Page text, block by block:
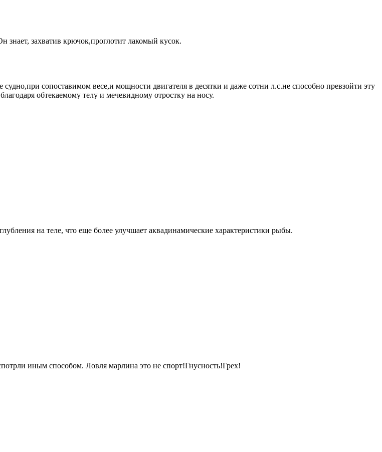
захватив крючок,проглотит лакомый кусок.
сопоставимом весе,и мощности двигателя в десятки и даже сотни л.с.не способно превзойти эту
обтекаемому телу и мечевидному отростку на носу.
на теле, что еще более улучшает аквадинамические характеристики рыбы.
иным способом. Ловля марлина это не спорт!Гнусность!Грех!